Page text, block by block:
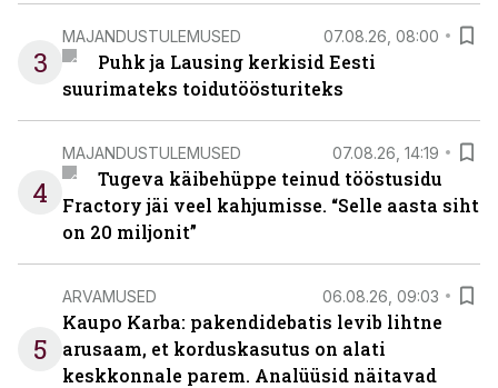
3
MAJANDUSTULEMUSED 07.08.26, 08:00
Puhk ja Lausing kerkisid Eesti
suurimateks toidutöösturiteks
4
MAJANDUSTULEMUSED 07.08.26, 14:19
Tugeva käibehüppe teinud tööstusidu
Fractory jäi veel kahjumisse. “Selle aasta siht
on 20 miljonit”
5
ARVAMUSED 06.08.26, 09:03
Kaupo Karba: pakendidebatis levib lihtne
arusaam, et korduskasutus on alati
keskkonnale parem. Analüüsid näitavad